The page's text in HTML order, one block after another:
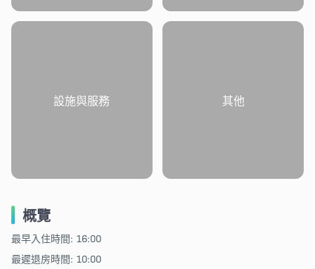
設施與服務 其他
概覽
最早入住時間: 16:00
最遲退房時間: 10:00